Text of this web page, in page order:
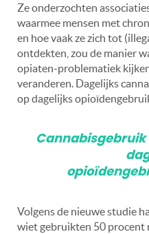
Ze onderzochten
waarmee mensen met
en hoe vaak ze zich tot
ontdekten, zou de manier
opiaten-problematiek
veranderen. Dagelijks
op dagelijks
Volgens de nieuwe studie
wiet gebruikten 50 procent